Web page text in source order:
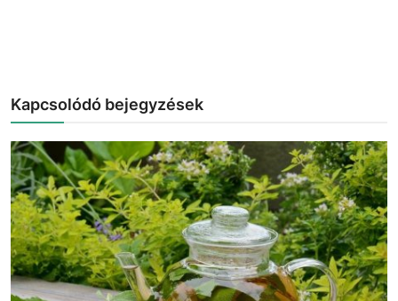
Kapcsolódó bejegyzések